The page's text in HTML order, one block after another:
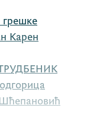
грешке
Карен